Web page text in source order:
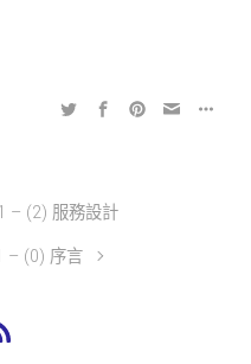
– (2) 服務設計
– (0) 序言